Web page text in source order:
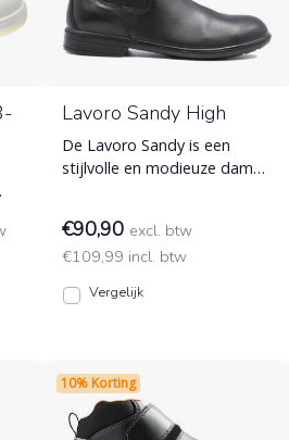
Lavoro Sandy High
De Lavoro Sandy is een
stijlvolle en modieuze dames
Werkschoenen zonder veters
- instappers
€90,90 excl. btw
€109,99 incl. btw
Vergelijk
10% Korting